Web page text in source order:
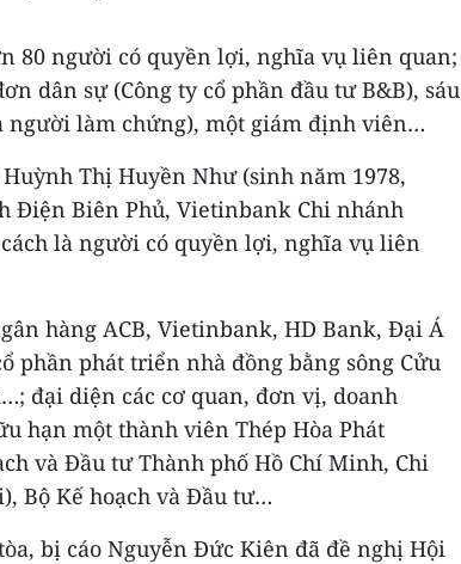
80 người có quyền lợi, nghĩa vụ liên quan;
dân sự (Công ty cổ phần đầu tư B&B), sáu
người làm chứng), một giám định viên…
Thị Huyền Như (sinh năm 1978,
Điện Biên Phủ, Vietinbank Chi nhánh
là người có quyền lợi, nghĩa vụ liên
hàng ACB, Vietinbank, HD Bank, Đại Á
phần phát triển nhà đồng bằng sông Cửu
đại diện các cơ quan, đơn vị, doanh
hạn một thành viên Thép Hòa Phát
và Đầu tư Thành phố Hồ Chí Minh, Chi
Bộ Kế hoạch và Đầu tư…
bị cáo Nguyễn Đức Kiên đã đề nghị Hội